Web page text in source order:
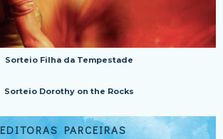
Sorteio Filha da Tempestade
Sorteio Dorothy on the Rocks
EDITORAS PARCEIRAS